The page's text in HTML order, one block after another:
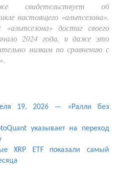
свидетельствует об
настоящего «альтсезона».
«альтсезона» достиг своего
2024 года, и даже это
низким по сравнению с
».
19, 2026 — «Ралли без
указывает на переход
XRP ETF показали самый